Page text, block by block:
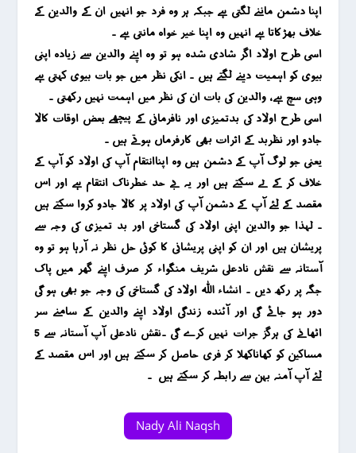
اپنا دشمن ماننے لگتی ہے جبکہ ہر وہ فرد جو انہیں ان کے والدین کے
خلاف بھڑکاتا ہے انہیں وہ اپنا خیر خواہ مانتی ہے ۔
اسی طرح اولاد اگر شادی شدہ ہو تو وہ اپنے والدین سے زیادہ اپنی
بیوی کو اہمیت دینے لگتے ہیں ۔ انکی نظر میں جو بات بیوی کہتی ہے
وہی سچ ہے ، والدین کی بات ان کی نظر میں اہمت نہیں رکھتی ۔
اسی طرح اولاد کی بدتمیزی اور نافرمانی کے پیچھے بعض اوقات کالا
جادو اور نظربد کے اثرات بھی کارفرماں ہوتے ہیں ۔
یعنی جو لوگ آپ کے دشمن ہیں وہ اپناانتقام آپ کی اولاد کو آپ کے
خلاف کر کے لے سکتے ہیں اور یہ بے حد خطرناک انتقام ہے اور اس
مقصد کے لئے آپ کے دشمن آپ کی اولاد پر کالا جادو کروا سکتے ہیں
۔لہذا جو والدین اپنی اولاد کی گستاخی اور بد تمیزی کی وجہ سے
پریشان ہیں اور ان کو اپنی پریشانی کا کوئی حل نظر نہ آرہا ہو تو وہ
آستانہ سے نقش نادعلی شریف منگواء کر صرف اپنے گھر میں پاک
جگہ پر رکھ دیں ۔ انشاء اللہ اولاد کی گستاخی کی وجہ جو بھی ہو گی
دور ہو جائے گی اور آئندہ زندگی اولاد اپنے والدین کے سامنے سر
اٹھانے کی ہرگز جرات نہیں کرے گی ۔نقش نادعلی آپ آستانہ سے 5
مساکین کو کھاناکھلا کر فری حاصل کر سکتے ہیں اور اس مقصد کے
لئے آپ آمنہ بہن سے رابطہ کر سکتے ہیں ۔
Nady Ali Naqsh